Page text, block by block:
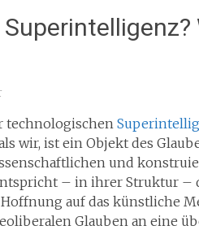
technologischen
wir, ist ein Objekt des
und
– in ihrer Struktur
auf das künstliche
Glauben an eine